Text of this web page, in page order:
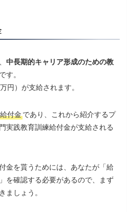
中長期的キャリア形成のための教
す。
円）が支給されます。
付金であり、これから紹介するプ
実践教育訓練給付金が支給される
金を貰うためには、あなたが「給
を確認する必要があるので、まず
ましょう。